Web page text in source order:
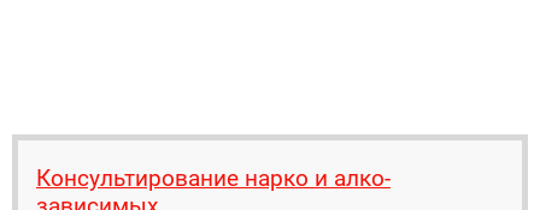
Консультирование нарко и алко-